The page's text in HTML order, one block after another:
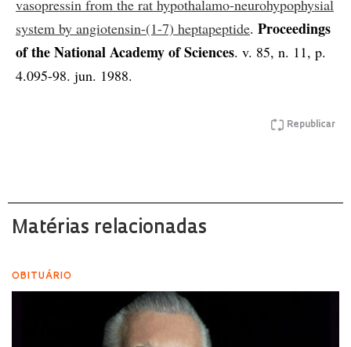
vasopressin from the rat hypothalamo-neurohypophysial
system by angiotensin-(1-7) heptapeptide. Proceedings
of the National Academy of Sciences. v. 85, n. 11, p.
4.095-98. jun. 1988.
Republicar